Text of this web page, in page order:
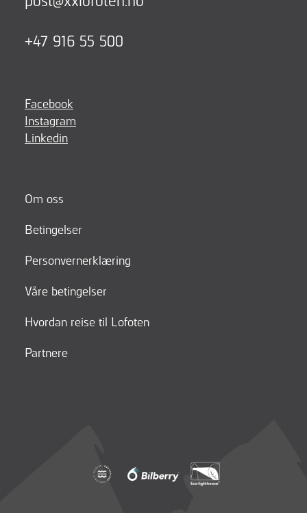
+47 916 55 500
Facebook
Instagram
Linkedin
Om oss
Betingelser
Personvernerklæring
Våre betingelser
Hvordan reise til Lofoten
Partnere